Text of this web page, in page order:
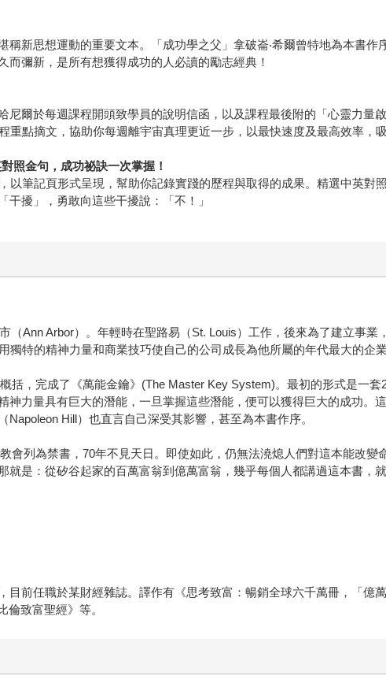
新思想運動的重要文本。「成功學之父」拿破崙‧希爾曾特地為本書作
彌新，是所有想獲得成功的人必讀的勵志經典！
爾於每週課程開頭致學員的說明信函，以及課程最後附的「心靈力量
點摘文，協助你每週離宇宙真理更近一步，以最快速度及最高效率，
照金句，成功祕訣一次掌握！
以筆記頁形式呈現，幫助你記錄實踐的歷程與取得的成果。精選中英對
擾」，勇敢向這些干擾說：「不！」
（Ann Arbor）。年輕時在聖路易（St. Louis）工作，後來為了建立事業
特的精神力量和商業技巧使自己的公司成長為他所屬的年代最大的企業
括，完成了《萬能金鑰》(The Master Key System)。最初的形式是一
力量具有巨大的潛能，一旦掌握這些潛能，便可以獲得巨大的成功。
Hill）也直言自己深受其影響，甚至為本書作序。
會列為禁書，70年不見天日。即使如此，仍無法澆熄人們對這本能改變
是：從矽谷起家的百萬富翁到億萬富翁，幾乎每個人都講過這本書，
前任職於某財經雜誌。譯作有《思考致富：暢銷全球六千萬冊，「億
致富聖經》等。